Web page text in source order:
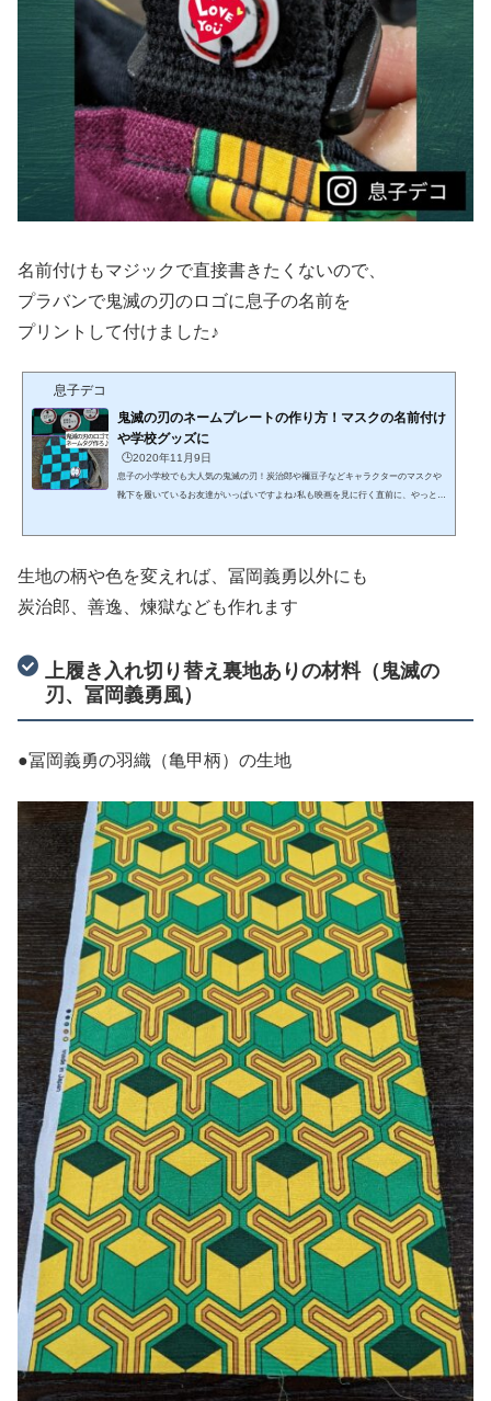
名前付けもマジックで直接書きたくないので、
プラバンで鬼滅の刃のロゴに息子の名前を
プリントして付けました♪
息子デコ
鬼滅の刃のネームプレートの作り方！マスクの名前付け
や学校グッズに
🕒️2020年11月9日
息子の小学校でも大人気の鬼滅の刃！炭治郎や禰豆子などキャラクターのマスクや
靴下を履いているお友達がいっぱいですよね♪私も映画を見に行く直前に、やっと鬼
来ますよ鬼滅の刃のネームプレートの作り方！マスクの名前付けや学校グッズに今
回、鬼滅の刃のハンドメイドマスク用に１００均の材料...
生地の柄や色を変えれば、冨岡義勇以外にも
炭治郎、善逸、煉獄なども作れます
上履き入れ切り替え裏地ありの材料（鬼滅の
刃、冨岡義勇風）
●冨岡義勇の羽織（亀甲柄）の生地